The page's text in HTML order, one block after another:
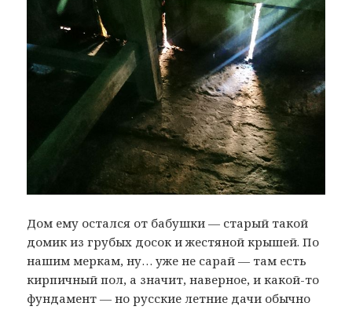
Дом ему остался от бабушки — старый такой
домик из грубых досок и жестяной крышей. По
нашим меркам, ну… уже не сарай — там есть
кирпичный пол, а значит, наверное, и какой-то
фундамент — но русские летние дачи обычно